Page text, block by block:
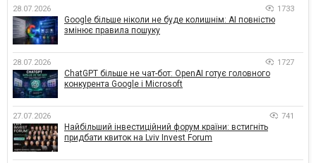
28.07.2026 1733
Google більше ніколи не буде колишнім: AI повністю
змінює правила пошуку
28.07.2026 1727
ChatGPT більше не чат-бот: OpenAI готує головного
конкурента Google і Microsoft
27.07.2026 741
Найбільший інвестиційний форум країни: встигніть
придбати квиток на Lviv Invest Forum